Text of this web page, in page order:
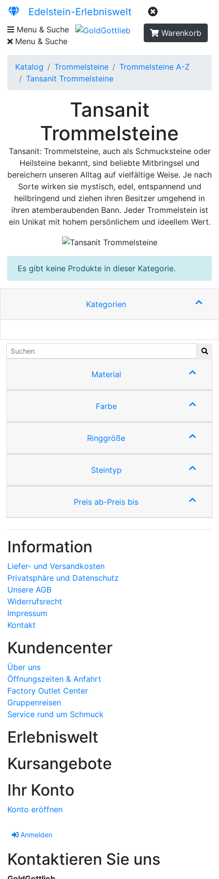
Edelstein-Erlebniswelt
Menu & Suche
Menu & Suche
Warenkorb
Katalog Trommelsteine
Trommelsteine A-Z
Tansanit Trommelsteine
Tansanit
Trommelsteine
Tansanit: Trommelsteine, auch als Schmucksteine oder
Heilsteine bekannt, sind beliebte Mitbringsel und
bereichern unseren Alltag auf vielfältige Weise. Je nach
Sorte wirken sie mystisch, edel, entspannend und
heilbringend und ziehen ihren Besitzer umgehend in
ihren atemberaubenden Bann. Jeder Trommelstein ist
ein Unikat mit hohem persönlichem und ideellem Wert.
Es gibt keine Produkte in dieser Kategorie.
Kategorien
Material
Farbe
Ringgröße
Steintyp
Preis ab-Preis bis
Information
Liefer- und Versandkosten
Privatsphäre und Datenschutz
Unsere AGB
Widerrufsrecht
Impressum
Kontakt
Kundencenter
Über uns
Öffnungszeiten & Anfahrt
Factory Outlet Center
Gruppenreisen
Service rund um Schmuck
Erlebniswelt
Kursangebote
Ihr Konto
Konto eröffnen
Anmelden
Kontaktieren Sie uns